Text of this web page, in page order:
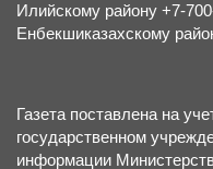
Илийскому району +7-
Енбекшиказахскому
Газета поставлена на
государственном
информации